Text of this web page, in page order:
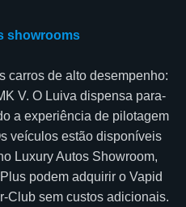
showrooms
carros de alto desempenho:
V. O Luiva dispensa para-
a experiência de pilotagem
veículos estão disponíveis
Luxury Autos Showroom,
podem adquirir o Vapid
Club sem custos adicionais.